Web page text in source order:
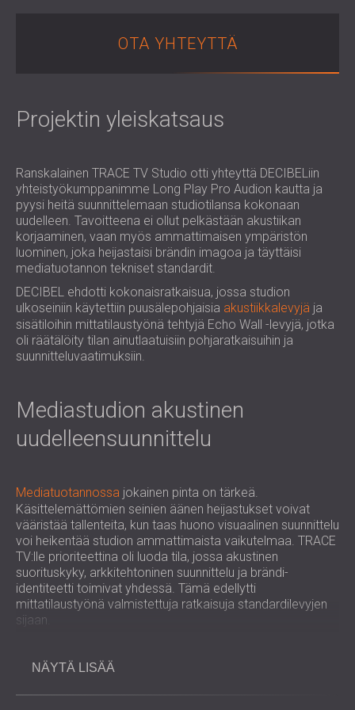
OPETUSTILOJEN ÄÄNIERISTYS JA
AKUSTIIKKA
TERVEYDENHUOLLON ÄÄNIERISTYS JA
ÄÄNIERISTYS- JA AKUSTISET RATKAISUT
AUDIOLOGIAN ALALLE
KONESALEIHIN
POLAND (PL)
РОССИЯ (RU)
OTA YHTEYTTÄ
Projektin yleiskatsaus
Ranskalainen TRACE TV Studio otti yhteyttä DECIBELiin
yhteistyökumppanimme Long Play Pro Audion kautta ja
pyysi heitä suunnittelemaan studiotilansa kokonaan
uudelleen. Tavoitteena ei ollut pelkästään akustiikan
korjaaminen, vaan myös ammattimaisen ympäristön
luominen, joka heijastaisi brändin imagoa ja täyttäisi
mediatuotannon tekniset standardit.
DECIBEL ehdotti kokonaisratkaisua, jossa studion
ulkoseiniin käytettiin puusälepohjaisia akustiikkalevyjä ja
sisätiloihin mittatilaustyönä tehtyjä Echo Wall -levyjä, jotka
oli räätälöity tilan ainutlaatuisiin pohjaratkaisuihin ja
suunnitteluvaatimuksiin.
Mediastudion akustinen
uudelleensuunnittelu
Mediatuotannossa jokainen pinta on tärkeä.
Käsittelemättömien seinien äänen heijastukset voivat
vääristää tallenteita, kun taas huono visuaalinen suunnittelu
voi heikentää studion ammattimaista vaikutelmaa. TRACE
TV:lle prioriteettina oli luoda tila, jossa akustinen
suorituskyky, arkkitehtoninen suunnittelu ja brändi-
identiteetti toimivat yhdessä. Tämä edellytti
mittatilaustyönä valmistettuja ratkaisuja standardilevyjen
sijaan.
Haaste
NÄYTÄ LISÄÄ